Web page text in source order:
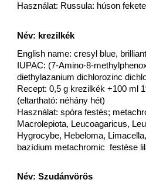
Használat: Russula: húson
Név: krezilkék
English name: cresyl blue,
IUPAC: (7-Amino-8-
diethylazanium dichlorozinc
Recept: 0,5 g krezilkék +100 ml
(eltartható: néhány hét)
Használat: spóra festés;
Macrolepiota, Leucoagaricus,
Hygrocybe, Hebeloma,
bazídium metachromic festése
Név: Szudánvörös